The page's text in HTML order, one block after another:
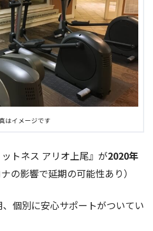
はイメージです
トネス アリオ上尾』が2020年
の影響で延期の可能性あり）
個別に安心サポートがついてい